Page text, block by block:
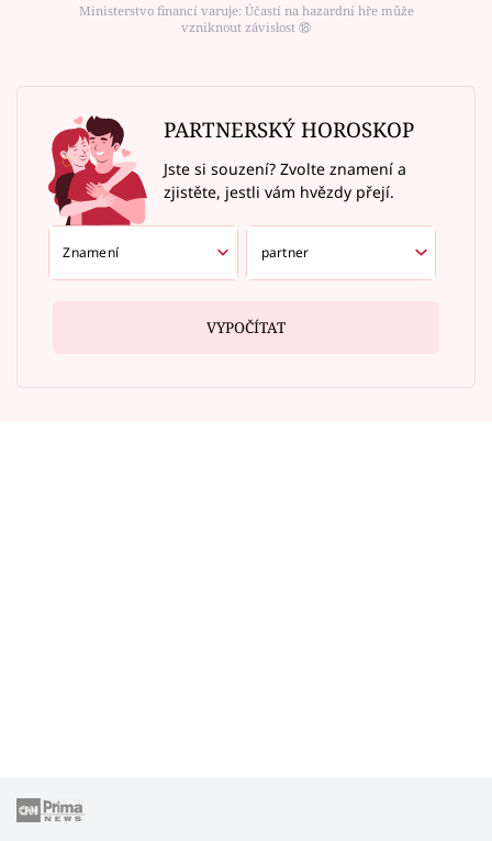
Ministerstvo financí varuje: Účastí na hazardní hře může
vzniknout závislost ⑱
PARTNERSKÝ HOROSKOP
Jste si souzení? Zvolte znamení a
zjistěte, jestli vám hvězdy přejí.
VYPOČÍTAT